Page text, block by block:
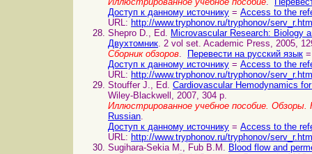
Доступ к данному источнику = Access to the
URL: http://www.tryphonov.ru/tryphonov/
Shepro D., Ed. Microvascular Research: Biology
Двухтомник. 2 vol set. Academic Press, 2005,
Сборник обзоров. Перевести на русский язык =
Доступ к данному источнику = Access to the
URL: http://www.tryphonov.ru/tryphonov/
Stouffer J., Ed. Cardiovascular Hemodynamics
Wiley-Blackwell, 2007, 304 p.
Иллюстрированное учебное пособие. Обзоры.
Russian.
Доступ к данному источнику = Access to the
URL: http://www.tryphonov.ru/tryphonov/
Sugihara-Sekia M., Fub B.M. Blood flow and